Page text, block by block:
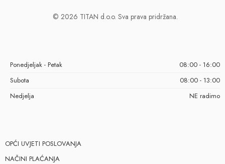
© 2026 TITAN d.o.o. Sva prava pridržana.
Ponedjeljak - Petak
08:00 - 16:00
Subota
08:00 - 13:00
Nedjelja
NE radimo
OPĆI UVJETI POSLOVANJA
NAČINI PLAĆANJA